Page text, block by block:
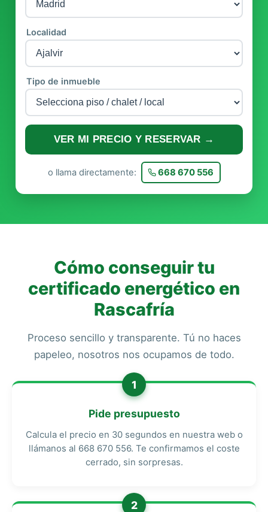
Localidad
Tipo de inmueble
VER MI PRECIO Y RESERVAR →
o llama directamente: 668 670 556
Cómo conseguir tu
certificado energético en
Rascafría
Proceso sencillo y transparente. Tú no haces
papeleo, nosotros nos ocupamos de todo.
1
Pide presupuesto
Calcula el precio en 30 segundos en nuestra web o
llámanos al 668 670 556. Te confirmamos el coste
cerrado, sin sorpresas.
2